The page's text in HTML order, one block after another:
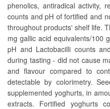
phenolics, antiradical activity,
counts and pH of fortified and
throughout products' shelf life.
mg gallic acid equivalents/100
pH and Lactobacilli counts
during tasting - did not cause
and flavour compared to
detectable by colorimetry.
supplemented yoghurts, in
extracts. Fortified yoghurts